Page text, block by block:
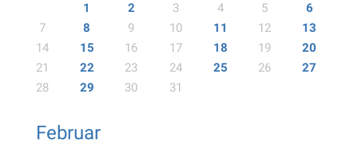
1 2 3 4 5
6
7
8 9 10 11 12
13
14
15 16 17 18 19
20
21
22 23 24 25 26
27
28
29 30 31
Februar